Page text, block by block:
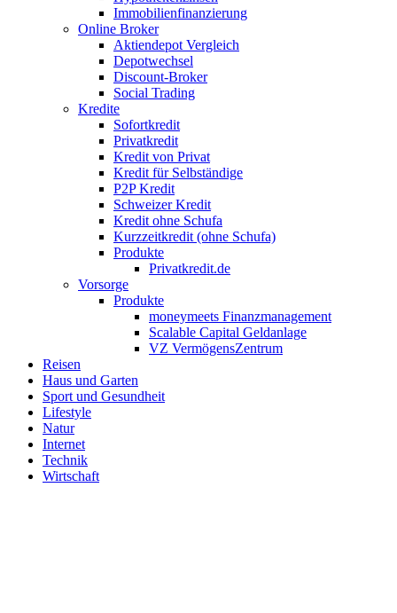
Immobilienfinanzierung
Online Broker
Aktiendepot Vergleich
Depotwechsel
Discount-Broker
Social Trading
Kredite
Sofortkredit
Privatkredit
Kredit von Privat
Kredit für Selbständige
P2P Kredit
Schweizer Kredit
Kredit ohne Schufa
Kurzzeitkredit (ohne Schufa)
Produkte
Privatkredit.de
Vorsorge
Produkte
moneymeets Finanzmanagement
Scalable Capital Geldanlage
VZ VermögensZentrum
Reisen
Haus und Garten
Sport und Gesundheit
Lifestyle
Natur
Internet
Technik
Wirtschaft